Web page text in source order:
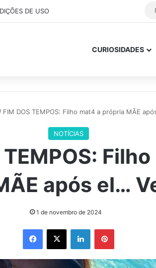
DE USO
CURIOSIDADES
/ FIM DOS TEMPOS: Filho mat4 a própria MÃE
NOTÍCIAS
TEMPOS:
após el…
1 de novembro de 2024
Facebook
X LinkedinPinterest